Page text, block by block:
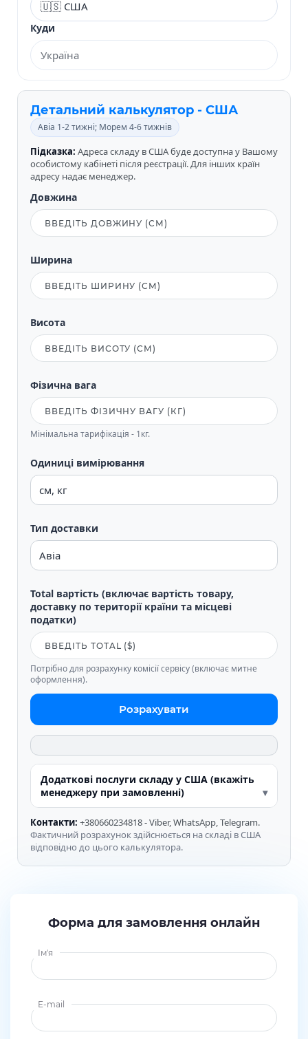
Куди
Детальний калькулятор - США
Авіа 1-2 тижні; Морем 4-6 тижнів
Підказка: Адреса складу в США буде доступна у Вашому
особистому кабінеті після реєстрації. Для інших країн
адресу надає менеджер.
Довжина
Ширина
Висота
Фізична вага
Мінімальна тарифікація - 1кг.
Одиниці вимірювання
Тип доставки
Total вартість (включає вартість товару,
доставку по території країни та місцеві
податки)
Потрібно для розрахунку комісії сервісу (включає митне
оформлення).
Розрахувати
Додаткові послуги складу у США (вкажіть
менеджеру при замовленні)
Контакти: +380660234818 - Viber, WhatsApp, Telegram.
Фактичний розрахунок здійснюється на складі в США
відповідно до цього калькулятора.
Форма для замовлення онлайн
Ім'я
E-mail